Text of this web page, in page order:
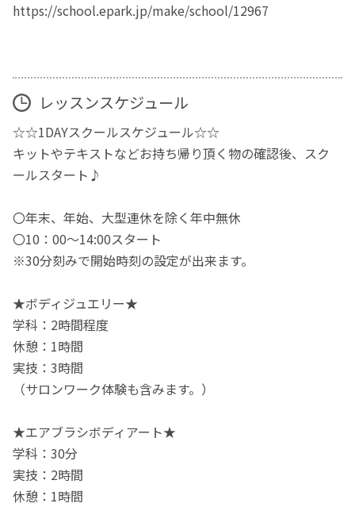
https://school.epark.jp/make/school/12967
レッスンスケジュール
☆☆1DAYスクールスケジュール☆☆
キットやテキストなどお持ち帰り頂く物の確認後、スク
ールスタート♪
〇年末、年始、大型連休を除く年中無休
〇10：00～14:00スタート
※30分刻みで開始時刻の設定が出来ます。
★ボディジュエリー★
学科：2時間程度
休憩：1時間
実技：3時間
（サロンワーク体験も含みます。）
★エアブラシボディアート★
学科：30分
実技：2時間
休憩：1時間